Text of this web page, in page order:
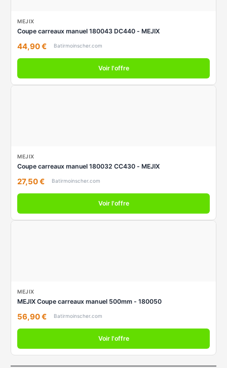
MEJIX
Coupe carreaux manuel 180043 DC440 - MEJIX
44,90 € Batirmoinscher.com
Voir l'offre
MEJIX
Coupe carreaux manuel 180032 CC430 - MEJIX
27,50 € Batirmoinscher.com
Voir l'offre
MEJIX
MEJIX Coupe carreaux manuel 500mm - 180050
56,90 € Batirmoinscher.com
Voir l'offre